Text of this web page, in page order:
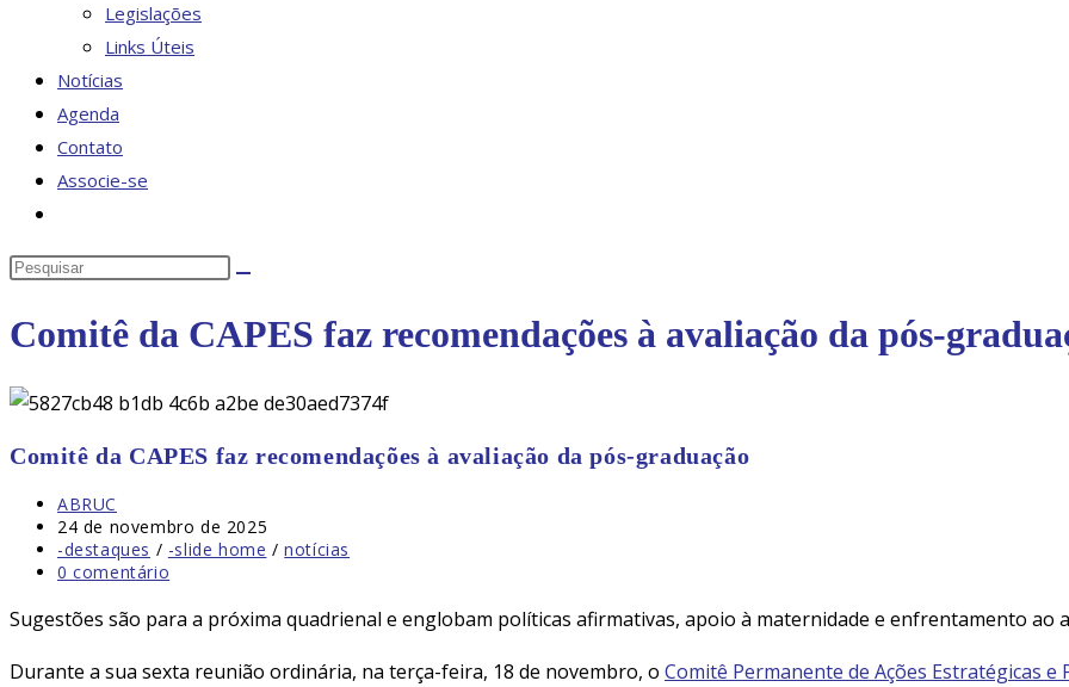
Legislações
Links Úteis
Notícias
Agenda
Contato
Associe-se
do
Pesquisar
site
Comitê da CAPES faz recomendações à avaliação da pós-
Comitê da CAPES faz recomendações à avaliação da pós-graduação
Autor
do
post:
ABRUC
Post
publicado:
24 de novembro de 2025
Categoria
do
-destaques / -slide home / notícias
Comentários
post:
0 comentário
Sugestões são para a próxima quadrienal e englobam políticas afirmativas, apoio à maternidade e enfrentamento ao
Durante a sua sexta reunião ordinária, na terça-feira, 18 de novembro, o Comitê Permanente de Ações Estratégicas